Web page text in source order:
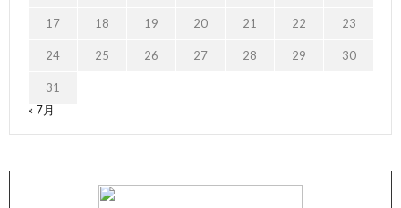
17 18 19 20 21 22 23
24 25 26 27 28 29 30
31
« 7月